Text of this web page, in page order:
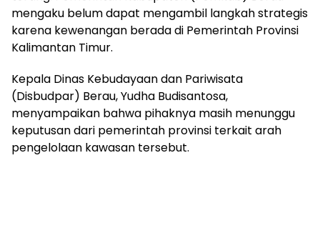
mengaku belum dapat mengambil langkah strategis
karena kewenangan berada di Pemerintah Provinsi
Kalimantan Timur.
Kepala Dinas Kebudayaan dan Pariwisata
(Disbudpar) Berau, Yudha Budisantosa,
menyampaikan bahwa pihaknya masih menunggu
keputusan dari pemerintah provinsi terkait arah
pengelolaan kawasan tersebut.